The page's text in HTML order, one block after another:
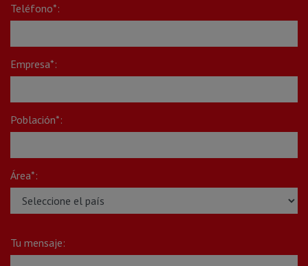
Teléfono*:
Empresa*:
Población*:
Área*:
Tu mensaje: